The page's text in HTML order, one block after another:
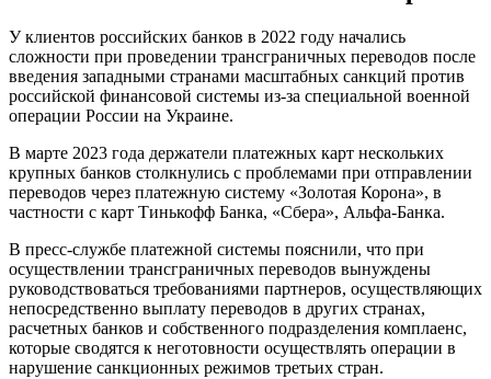
У клиентов российских банков в 2022 году начались
сложности при проведении трансграничных переводов после
введения западными странами масштабных санкций против
российской финансовой системы из-за специальной военной
операции России на Украине.
В марте 2023 года держатели платежных карт нескольких
крупных банков столкнулись с проблемами при отправлении
переводов через платежную систему «Золотая Корона», в
частности с карт Тинькофф Банка, «Сбера», Альфа-Банка.
В пресс-службе платежной системы пояснили, что при
осуществлении трансграничных переводов вынуждены
руководствоваться требованиями партнеров, осуществляющих
непосредственно выплату переводов в других странах,
расчетных банков и собственного подразделения комплаенс,
которые сводятся к неготовности осуществлять операции в
нарушение санкционных режимов третьих стран.